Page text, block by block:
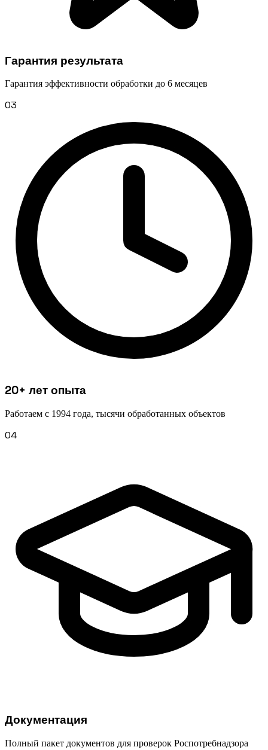
Гарантия результата
Гарантия эффективности обработки до 6 месяцев
03
20+ лет опыта
Работаем с 1994 года, тысячи обработанных объектов
04
Документация
Полный пакет документов для проверок Роспотребнадзора